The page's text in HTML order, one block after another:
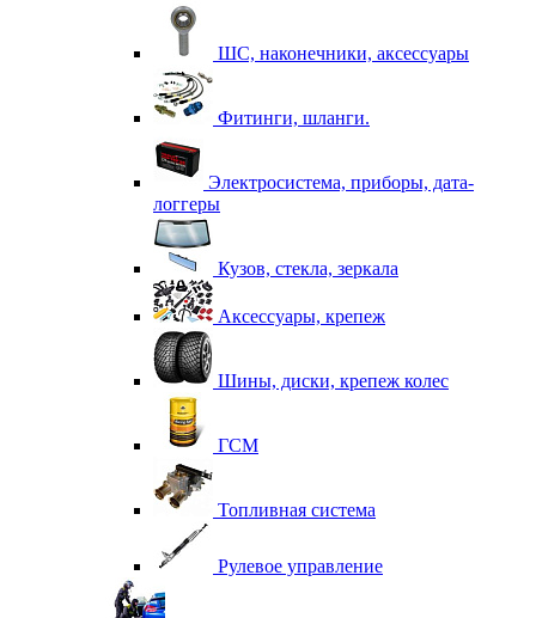
ШС, наконечники, аксессуары
Фитинги, шланги.
Электросистема, приборы, дата-
логгеры
Кузов, стекла, зеркала
Аксессуары, крепеж
Шины, диски, крепеж колес
ГСМ
Топливная система
Рулевое управление